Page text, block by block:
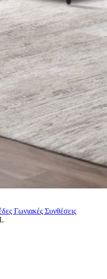
Γωνιακές Συνθέσεις